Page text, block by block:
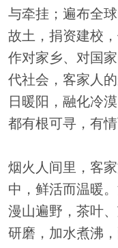
与牵挂；遍布全
故土，捐资建校
作对家乡、对国
代社会，客家人
日暖阳，融化冷
都有根可寻，有情
烟火人间里，客
中，鲜活而温暖
漫山遍野，茶叶
研磨，加水煮沸